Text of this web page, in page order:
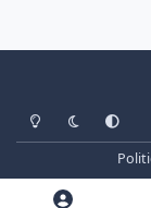
Light ModeDark ModeSystem